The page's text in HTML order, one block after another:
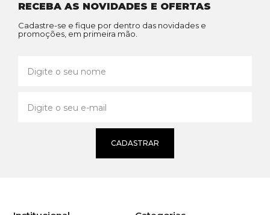
RECEBA AS NOVIDADES E OFERTAS
Cadastre-se e fique por dentro das novidades e
promoções, em primeira mão.
CADASTRAR